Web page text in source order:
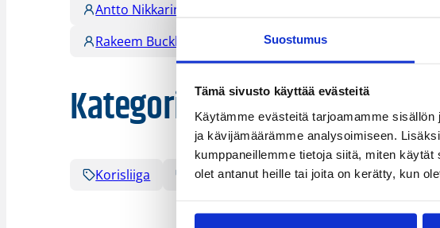
Suostumus
Tämä sivusto käyttää evästeitä
Käytämme evästeitä tarjoamamme
ja kävijämäärämme analysoimiseen.
kumppaneillemme tietoja siitä, miten
olet antanut heille tai joita on kerätty, kun
Antto Nikkarinen
Rakeem Buckles
Steven Pledger
Kategoriat
Korisliiga Pääjuttu Sarjat